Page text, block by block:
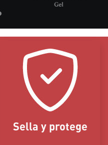
Sella y protege